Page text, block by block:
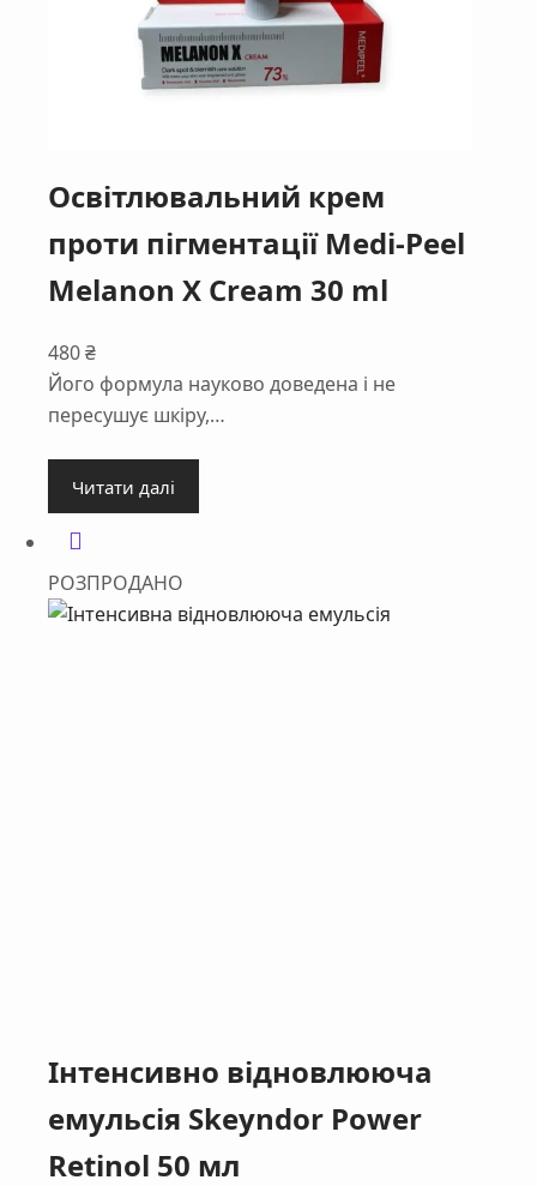
Освітлювальний крем
проти пігментації Medi-Peel
Melanon X Cream 30 ml
480₴
Його формула науково доведена і не
пересушує шкіру,…
Читати далі
РОЗПРОДАНО
Iнтенсивно відновлююча
емульсія Skeyndor Power
Retinol 50 мл